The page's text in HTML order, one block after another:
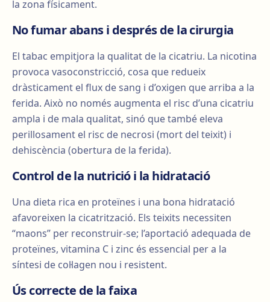
la zona físicament.
No fumar abans i després de la cirurgia
El tabac empitjora la qualitat de la cicatriu. La nicotina
provoca vasoconstricció, cosa que redueix
dràsticament el flux de sang i d’oxigen que arriba a la
ferida. Això no només augmenta el risc d’una cicatriu
ampla i de mala qualitat, sinó que també eleva
perillosament el risc de necrosi (mort del teixit) i
dehiscència (obertura de la ferida).
Control de la nutrició i la hidratació
Una dieta rica en proteïnes i una bona hidratació
afavoreixen la cicatrització. Els teixits necessiten
“maons” per reconstruir-se; l’aportació adequada de
proteïnes, vitamina C i zinc és essencial per a la
síntesi de col·lagen nou i resistent.
Ús correcte de la faixa